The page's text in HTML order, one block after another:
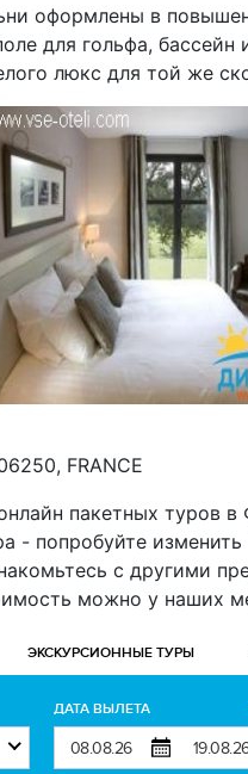
оформлены в
для гольфа,
люкс для той же
FRANCE
пакетных туров
- попробуйте
с другими
можно у наших
ЭКСКУРСИОННЫЕ ТУРЫ
ДАТА ВЫЛЕТА